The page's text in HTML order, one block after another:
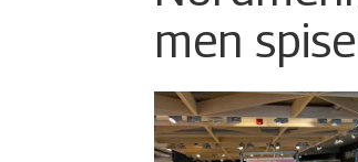
men